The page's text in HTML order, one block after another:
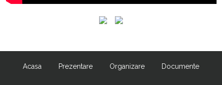
Acasa Prezentare Organizare Documente